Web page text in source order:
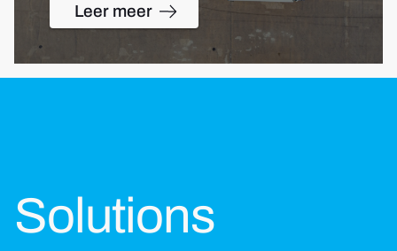
Leer meer
Solutions